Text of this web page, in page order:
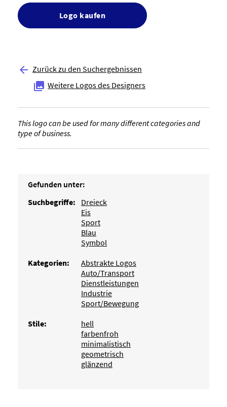
Logo kaufen
 Zurück zu den Suchergebnissen
 Weitere Logos des Designers
This logo can be used for many different categories and
type of business.
Gefunden unter:
Suchbegriffe:
Dreieck
Eis
Sport
Blau
Symbol
Kategorien:
Abstrakte Logos
Auto/Transport
Dienstleistungen
Industrie
Sport/Bewegung
Stile:
hell
farbenfroh
minimalistisch
geometrisch
glänzend